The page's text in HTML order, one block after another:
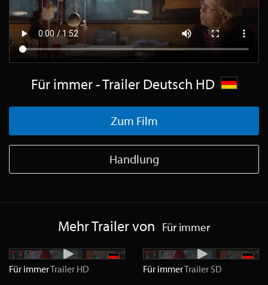
Für immer - Trailer Deutsch HD
Zum Film
Handlung
Mehr Trailer von Für immer
Für immerTrailer HD Für immerTrailer SD